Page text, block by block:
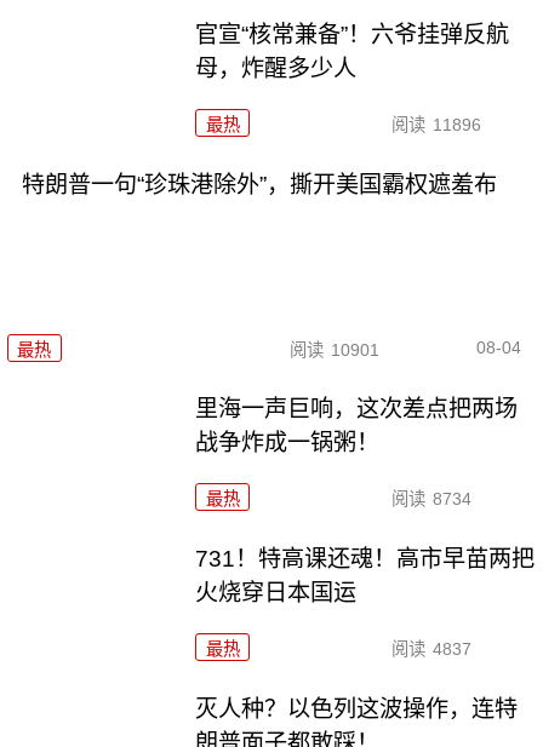
官宣“核常兼备”！六爷挂弹反航
母，炸醒多少人
最热 阅读 11896
特朗普一句“珍珠港除外”，撕开美国霸权遮羞布
最热 阅读 10901 08-04
里海一声巨响，这次差点把两场
战争炸成一锅粥！
最热 阅读 8734
731！特高课还魂！高市早苗两把
火烧穿日本国运
最热 阅读 4837
灭人种？以色列这波操作，连特